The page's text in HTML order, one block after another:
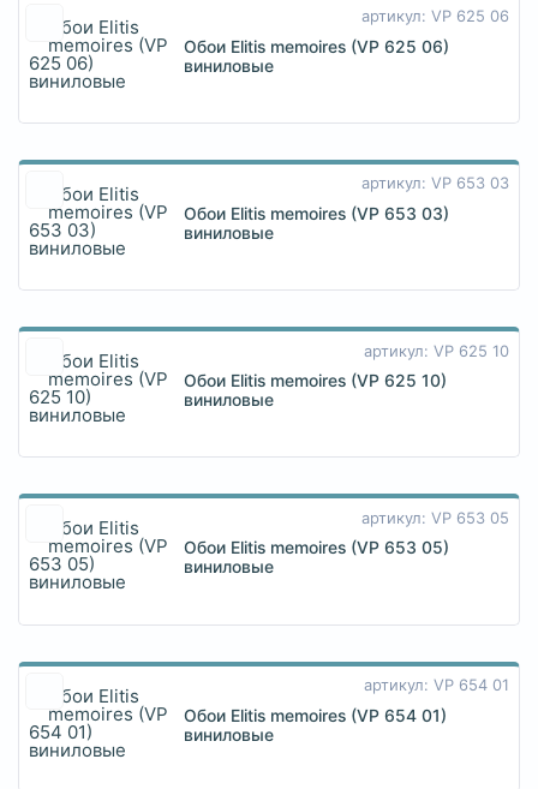
артикул: VP 625 06
Обои Elitis memoires (VP 625 06)
виниловые
артикул: VP 653 03
Обои Elitis memoires (VP 653 03)
виниловые
артикул: VP 625 10
Обои Elitis memoires (VP 625 10)
виниловые
артикул: VP 653 05
Обои Elitis memoires (VP 653 05)
виниловые
артикул: VP 654 01
Обои Elitis memoires (VP 654 01)
виниловые